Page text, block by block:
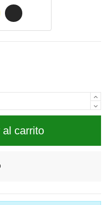
GRIS OSCURO
carrito